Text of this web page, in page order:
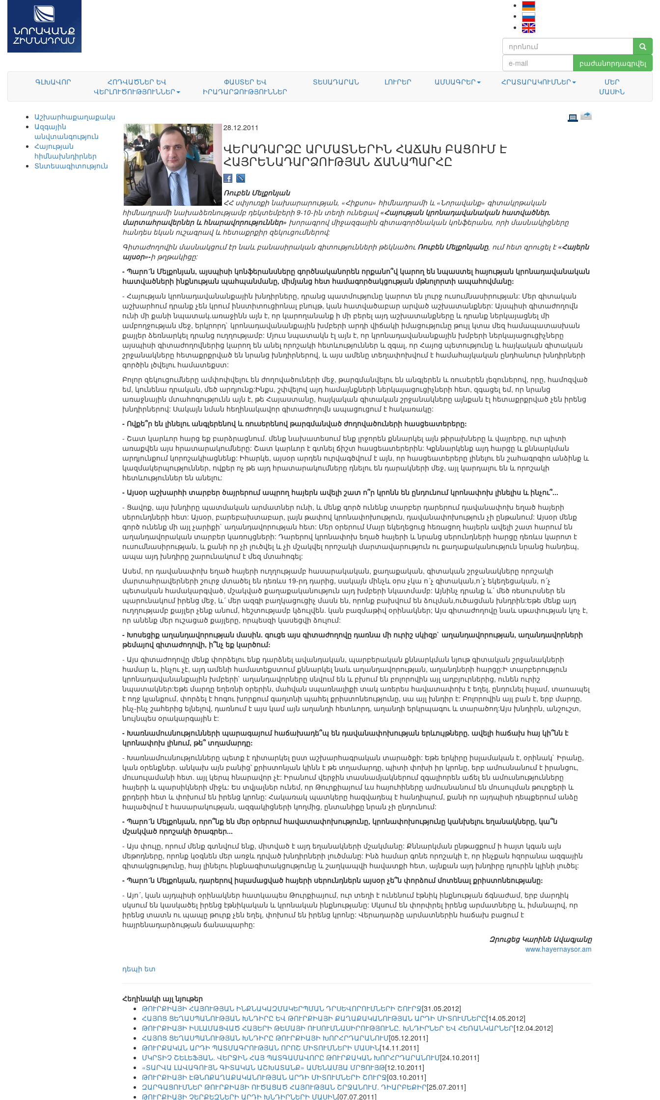
բաժանորդագրվել
ԳԼԽԱՎՈՐ
ՀՈԴՎԱԾՆԵՐ ԵՎ
ՎԵՐԼՈՒԾՈՒԹՅՈՒՆՆԵՐ
ՓԱՍՏԵՐ ԵՎ
ԻՐԱԴԱՐՁՈՒԹՅՈՒՆՆԵՐ
ՏԵՍԱԴԱՐԱՆ ԼՈՒՐԵՐ ԱՄՍԱԳՐԵՐ ՀՐԱՏԱՐԱԿՈՒՄՆԵՐ
ՄԵՐ
ՄԱՍԻՆ
Աշխարհաքաղաքականություն
Ազգային
անվտանգություն
Հայության
հիմնախնդիրներ
Տնտեսագիտություն
28.12.2011
ՎԵՐԱԴԱՐՁԸ ԱՐՄԱՏՆԵՐԻՆ ՀԱՃԱԽ ԲԱՑՈՒՄ Է
ՀԱՅՐԵՆԱԴԱՐՁՈՒԹՅԱՆ ՃԱՆԱՊԱՐՀԸ
Ռուբեն Մելքոնյան
ՀՀ սփյուռքի նախարարության, «Հիքսոս» հիմնադրամի և «Նորավանք» գիտակրթական
հիմնադրամի նախաձեռնությամբ դեկտեմբերի 9-10-ին տեղի ունեցավ«Հայության կրոնադավանական հատվածներ.
մարտահրավերներ և հնարավորություններ» խորագրով միջազգային գիտագործնական կոնֆերանս, որի մասնակիցները
հանդես եկան ուշագրավ և հետաքրքիր զեկուցումներով:
Գիտաժողովին մասնակցում էր նաև բանասիրական գիտությունների թեկնածու Ռուբեն Մելքոնյանը, ում հետ զրուցել է«Հայերն
այսօր»-ի թղթակիցը:
- Պարո´ն Մելքոնյան, այսպիսի կոնֆերանսները գործնականորեն որքանո՞վ կարող են նպաստել հայության կրոնադավանական
հատվածների ինքնության պահպանմանը, միմյանց հետ համագործակցության մթնոլորտի ապահովմանը:
- Հայության կրոնադավանանքային խնդիրները, դրանց պատմությունը կարոտ են լուրջ ուսումնասիրության: Մեր գիտական
աշխարհում դրանք չեն կրում ինստիտուցիոնալ բնույթ, կան հատվածաբար արված աշխատանքներ: Այսպիսի գիտաժողովն
ունի մի քանի նպատակ.առաջինն այն է, որ կարողանանք ի մի բերել այդ աշխատանքները և դրանք ներկայացնել մի
ամբողջության մեջ, երկրորդ` կրոնադավանանքային խմբերի արդի վիճակի իմացությունը թույլ կտա մեզ համապատասխան
քայլեր ձեռնարկել դրանց ուղղությամբ: Մյուս նպատակն էլ այն է, որ կրոնադավանանքային խմբերի ներկայացուցիչները
այսպիսի գիտաժողովներից կարող են անել որոշակի հետևություններ և զգալ, որ Հայոց պետությունը և հայկական գիտական
շրջանակները հետաքրքրված են նրանց խնդիրներով, և այս ամենը տեղափոխվում է համահայկական ընդհանուր խնդիրների
գործին լծվելու համատեքստ:
Բոլոր զեկուցումները ամփոփվելու են ժողովածուների մեջ, թարգմանվելու են անգլերեն և ռուսերեն լեզուներով, որը, համոզված
եմ, կունենա դրական, մեծ արդյունք:Ինքս, շփվելով այդ համայնքների ներկայացուցիչների հետ, զգացել եմ, որ նրանց
առաջնային մտահոգությունն այն է, թե Հայաստանը, հայկական գիտական շրջանակները այնքան էլ հետաքրքրված չեն իրենց
խնդիրներով: Սակայն նման հեղինակավոր գիտաժողովն ապացուցում է հակառակը:
- Ովքե՞ր են լինելու անգլերենով և ռուսերենով թարգմանված ժողովածուների հասցեատերերը:
- Շատ կարևոր հարց եք բարձրացնում. մենք նախատեսում ենք լրջորեն քննարկել այն թիրախները և վայրերը, ուր պիտի
առաքվեն այս հրատարակումները: Շատ կարևոր է գտնել ճիշտ հասցեատերերին: Կքննարկենք այդ հարցը և քննարկման
արդյունքում կորոշակիացնենք: Իհարկե, այսօր արդեն ուրվագծվում է այն, որ հասցեատերերը լինելու են շահագրգիռ անձինք և
կազմակերպություններ, ովքեր ոչ թե այդ հրատարակումները դնելու են դարակների մեջ, այլ կարդալու են և որոշակի
հետևություններ են անելու:
- Այսօր աշխարհի տարբեր ծայրերում ապրող հայերն ավելի շատ ո՞ր կրոնն են ընդունում կրոնափոխ լինելիս և ինչու՞...
- Ցավոք, այս խնդիրը պատմական արմատներ ունի, և մենք գործ ունենք տարբեր դարերում դավանափոխ եղած հայերի
սերունդների հետ: Այսօր, բարեբախտաբար, լայն թափով կրոնափոխություն, դավանափոխություն չի ընթանում: Այսօր մենք
գործ ունենք մի այլ չարիքի` աղանդավորության հետ: Մեր օրերում Մայր եկեղեցուց հեռացող հայերն ավելի շատ հարում են
աղանդավորական տարբեր կառույցների: Դարերով կրոնափոխ եղած հայերի և նրանց սերունդների հարցը դեռևս կարոտ է
ուսումնասիրության, և քանի որ չի լուծվել և չի մշակվել որոշակի մարտավարություն ու քաղաքականություն նրանց հանդեպ,
ապա այդ խնդիրը շարունակում է մեզ մտահոգել:
Ասեմ, որ դավանափոխ եղած հայերի ուղղությամբ հասարակական, քաղաքական, գիտական շրջանակները որոշակի
մարտահրավերների շուրջ մտածել են դեռևս 19-րդ դարից, սակայն մինչև օրս չկա ո´չ գիտական,ո´չ եկեղեցական, ո´չ
պետական համակարգված, մշակված քաղաքականություն այդ խմբերի նկատմամբ: Այնինչ դրանք և´ մեծ ռեսուրսներ են
պարունակում իրենց մեջ, և´ մեր ազգի բաղկացուցիչ մասն են, որոնք բախվում են ձուլման,ուծացման խնդրին:Եթե մենք այդ
ուղղությամբ քայլեր չենք անում, հեշտությամբ կձուլվեն. կան բազմաթիվ օրինակներ; Այս գիտաժողովը նաև սթափության կոչ է,
որ անենք մեր ուշացած քայլերը, որպեսզի կասեցվի ձուլում:
- Խոսեցիք աղանդավորության մասին. գուցե այս գիտաժողովը դառնա մի ուրիշ սկիզբ` աղանդավորության, աղանդավորների
թեմայով գիտաժողովի, ի՞նչ եք կարծում:
- Այս գիտաժողովը մենք փորձելու ենք դարձնել ավանդական, պարբերական քննարկման նյութ գիտական շրջանակների
համար և, ինչու չէ, այդ ամենի համատեքստում քննարկել նաև աղանդավորության, աղանդների հարցը:Ի տարբերություն
կրոնադավանանքային խմբերի` աղանդավորները սնվում են և բխում են բոլորովին այլ աղբյուրներից, ունեն ուրիշ
նպատակներ:Եթե մարդը եղեռնի օրերին, մահվան սպառնալիքի տակ առերես հավատափոխ է եղել, ընդունել իսլամ, տառապել
է ողջ կյանքում, փորձել է հոգու խորքում գաղտնի պահել քրիստոնեությունը, սա այլ խնդիր է: Բոլորովին այլ բան է, երբ մարդը,
ինչ-ինչ շահերից ելնելով, դառնում է այս կամ այն աղանդի հետևորդ, աղանդի երկրպագու և տարածող:Այս խնդիրն, անշուշտ,
նույնպես օրակարգային է:
- Խառնամուսնությունների պարագայում հաճախադե՞պ են դավանափոխության երևույթները. ավելի հաճախ հայ կի՞նն է
կրոնափոխ լինում, թե՞ տղամարդը:
- Խառնամուսնությունները պետք է դիտարկել ըստ աշխարհագրական տարածքի: Եթե երկիրը իսլամական է, օրինակ` Իրանը,
կան օրենքներ. անկախ այն բանից՝ քրիստոնյան կինն է թե տղամարդը, պիտի փոխի իր կրոնը, երբ ամուսնանում է իրանցու,
մուսուլամանի հետ. այլ կերպ հնարավոր չէ: Իրանում վերջին տասնամյակներում զգալիորեն աճել են ամուսնությունները
հայերի և պարսիկների միջև: Ես տվյալներ ունեմ, որ Թուրքիայում ևս հայուհիները ամուսնանում են մուսուլման թուրքերի և
քրդերի հետ և փոխում են իրենց կրոնը: Հակառակ պատկերը հազվադեպ է հանդիպում, քանի որ այդպիսի դեպքերում անձը
հալածվում է հասարակության, ազգակիցների կողմից, ընտանիքը նրան չի ընդունում:
- Պարո´ն Մելքոնյան, որո՞նք են մեր օրերում հավատափոխությունը, կրոնափոխությունը կանխելու եղանակները, կա՞ն
մշակված որոշակի ծրագրեր...
- Այս փուլը, որում մենք գտնվում ենք, միտված է այդ եղանակների մշակմանը: Քննարկման ընթացքում ի հայտ կգան այն
մեթոդները, որոնք կօգնեն մեր առջև դրված խնդիրների լուծմանը: Ինձ համար գոնե որոշակի է, որ ինչքան հզորանա ազգային
գիտակցությունը, հայ լինելու ինքնագիտակցությունը և շաղկապվի հավատքի հետ, այնքան այդ խնդիրը դյուրին կլինի լուծել:
- Պարո´ն Մելքոնյան, դարերով իսլամացված հայերի սերունդներն այսօր չե՞ն փորձում մոտենալ քրիստոնեությանը:
- Այո´, կան այդպիսի օրինակներ հատկապես Թուրքիայում, ուր տեղի է ունենում էթնիկ ինքնության ճգնաժամ, երբ մարդիկ
սկսում են կասկածել իրենց էթնիկական և կրոնական ինքնությանը: Սկսում են փորփրել իրենց արմատները և, իմանալով, որ
իրենց տատն ու պապը թուրք չեն եղել, փոխում են իրենց կրոնը: Վերադարձը արմատներին հաճախ բացում է
հայրենադարձության ճանապարհը:
Զրուցեց Կարինե Ավագյանը
www.hayernaysor.am
դեպի ետ
Հեղինակի այլ նյութեր
ԹՈՒՐՔԻԱՅԻ ՀԱՅՈՒԹՅԱՆ ԻՆՔՆԱԿԱԶՄԱԿԵՐՊՄԱՆ ԴՐՍԵՎՈՐՈՒՄՆԵՐԻ ՇՈՒՐՋ[31.05.2012]
ՀԱՅՈՑ ՑԵՂԱՍՊԱՆՈՒԹՅԱՆ ԽՆԴԻՐԸ ԵՎ ԹՈՒՐՔԻԱՅԻ ՔԱՂԱՔԱԿԱՆՈՒԹՅԱՆ ԱՐԴԻ ՄԻՏՈՒՄՆԵՐԸ[14.05.2012]
ԹՈՒՐՔԻԱՅԻ ԻՍԼԱՄԱՑՎԱԾ ՀԱՅԵՐԻ ԹԵՄԱՅԻ ՈՒՍՈՒՄՆԱՍԻՐՈՒԹՅՈՒՆԸ. ԽՆԴԻՐՆԵՐ ԵՎ ՀԵՌԱՆԿԱՐՆԵՐ[12.04.2012]
ՀԱՅՈՑ ՑԵՂԱՍՊԱՆՈՒԹՅԱՆ ԽՆԴԻՐԸ ԹՈՒՐՔԻԱՅԻ ԽՈՐՀՐԴԱՐԱՆՈՒՄ[05.12.2011]
ԹՈՒՐՔԱԿԱՆ ԱՐԴԻ ՊԱՏՄԱԳՐՈՒԹՅԱՆ ՈՐՈՇ ՄԻՏՈՒՄՆԵՐԻ ՄԱՍԻՆ[14.11.2011]
ՄԿՐՏԻՉ ՇԵԼԵՖՅԱՆ. ՎԵՐՋԻՆ ՀԱՅ ՊԱՏԳԱՄԱՎՈՐԸ ԹՈՒՐՔԱԿԱՆ ԽՈՐՀՐԴԱՐԱՆՈՒՄ[24.10.2011]
«ՏԱՐՎԱ ԼԱՎԱԳՈՒՅՆ ԳԻՏԱԿԱՆ ԱՇԽԱՏԱՆՔ» ԱՄԵՆԱՄՅԱ ՄՐՑՈՒՅԹ[12.10.2011]
ԹՈՒՐՔԻԱՅԻ ԷԹՆՈՔԱՂԱՔԱԿԱՆՈՒԹՅԱՆ ԱՐԴԻ ՄԻՏՈՒՄՆԵՐԻ ՇՈՒՐՋ[03.10.2011]
ԶԱՐԳԱՑՈՒՄՆԵՐ ԹՈՒՐՔԻԱՅԻ ՈՒԾԱՑԱԾ ՀԱՅՈՒԹՅԱՆ ՇՐՋԱՆՈՒՄ. ԴԻԱՐԲԵՔԻՐ[25.07.2011]
ԹՈՒՐՔԻԱՅԻ ՉԵՐՔԵԶՆԵՐԻ ԱՐԴԻ ԽՆԴԻՐՆԵՐԻ ՄԱՍԻՆ[07.07.2011]